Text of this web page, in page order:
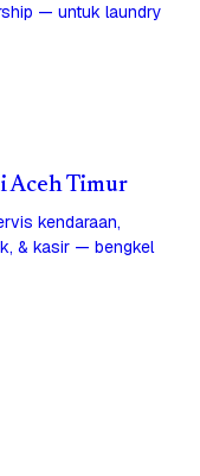
— untuk laundry
Aceh Timur
kendaraan,
& kasir — bengkel